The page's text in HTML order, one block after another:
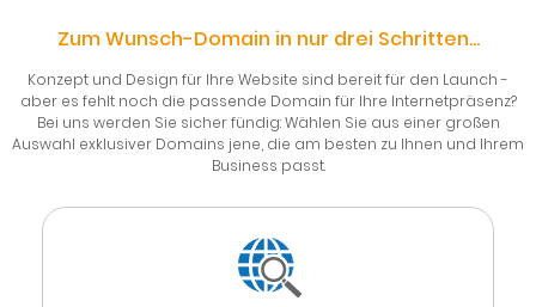
Zum Wunsch-Domain in nur drei Schritten...
Konzept und Design für Ihre Website sind bereit für den Launch -
aber es fehlt noch die passende Domain für Ihre Internetpräsenz?
Bei uns werden Sie sicher fündig: Wählen Sie aus einer großen
Auswahl exklusiver Domains jene, die am besten zu Ihnen und Ihrem
Business passt.